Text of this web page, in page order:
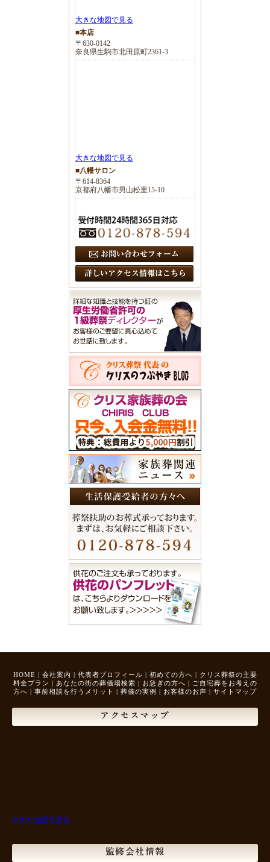
大きな地図で見る
■本店
〒630-0142
奈良県生駒市北田原町2361-3
大きな地図で見る
■八幡サロン
〒614-8364
京都府八幡市男山松里15-10
HOME | 会社案内 | 代表者プロフィール | 初めての方へ | クリス葬祭の主要
料金プラン | あなたの街の葬儀場検索 | お急ぎの方へ | ご自宅葬をお考えの
方へ | 事前相談を行うメリット | 葬儀の実例 | お客様のお声 | サイトマップ
アクセスマップ
大きな地図で見る
監修会社情報